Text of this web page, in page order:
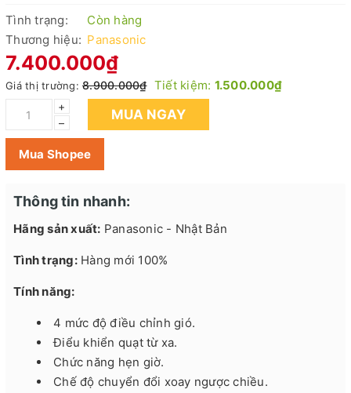
Tình trạng:
Còn hàng
Thương hiệu: Panasonic
7.400.000₫
Giá thị trường: 8.900.000₫ Tiết kiệm: 1.500.000₫
+
–
MUA NGAY
Mua Shopee
Thông tin nhanh:
Hãng sản xuất: Panasonic - Nhật Bản
Tình trạng:Hàng mới 100%
Tính năng:
4 mức độ điều chỉnh gió.
Điểu khiển quạt từ xa.
Chức năng hẹn giờ.
Chế độ chuyển đổi xoay ngược chiều.